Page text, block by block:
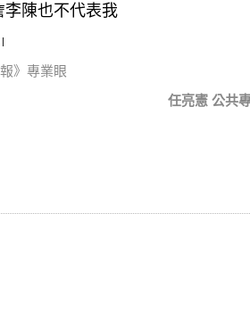
陳也不代表我
》專業眼
任亮憲 公共